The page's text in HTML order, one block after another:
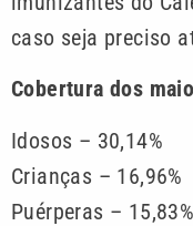
caso seja preciso
Cobertura dos
Idosos – 30,14%
Crianças – 16,96%
Puérperas – 15,83%